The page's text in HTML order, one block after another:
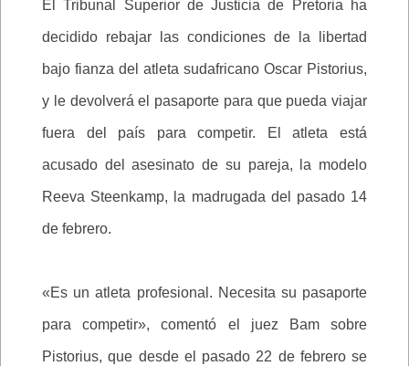
El Tribunal Superior de Justicia de Pretoria ha
decidido rebajar las condiciones de la libertad
bajo fianza del atleta sudafricano Oscar Pistorius,
y le devolverá el pasaporte para que pueda viajar
fuera del país para competir. El atleta está
acusado del asesinato de su pareja, la modelo
Reeva Steenkamp, la madrugada del pasado 14
de febrero.
«Es un atleta profesional. Necesita su pasaporte
para competir», comentó el juez Bam sobre
Pistorius, que desde el pasado 22 de febrero se